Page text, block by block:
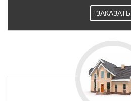
ЗАКАЗАТЬ